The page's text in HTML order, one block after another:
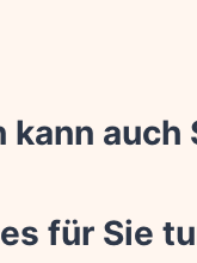
kann auch
für Sie